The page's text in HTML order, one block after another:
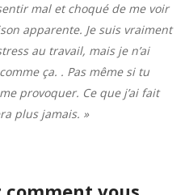
mal et choqué de me voir
apparente. Je suis vraiment
au travail, mais je n’ai
ça. . Pas même si tu
provoquer. Ce que j’ai fait
plus jamais. »